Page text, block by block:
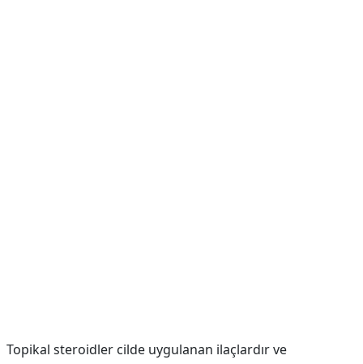
Topikal steroidler cilde uygulanan ilaçlardır ve